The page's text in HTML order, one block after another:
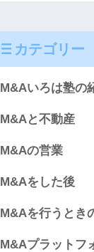
カテゴリー
M&Aいろは塾の
M&Aと不動産
M&Aの営業
M&Aをした後
M&Aを行うとき
M&Aプラットフ